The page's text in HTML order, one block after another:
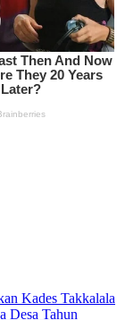
Kades Takkalala
Desa Tahun